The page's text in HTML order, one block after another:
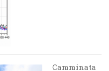
Camminata